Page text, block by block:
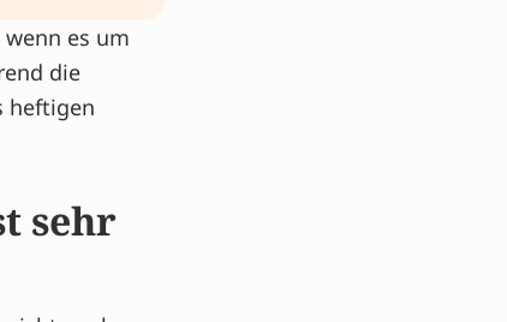
es um
die
heftigen
sehr